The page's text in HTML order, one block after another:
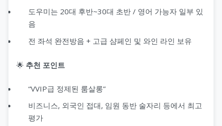
도우미는 20대 후반~30대 초반 / 영어 가능자 일부 있
음
전 좌석 완전방음 + 고급 샴페인 및 와인 라인 보유
🌟 추천 포인트
“VVIP급 정제된 룸살롱”
비즈니스, 외국인 접대, 임원 동반 술자리 등에서 최고
평가